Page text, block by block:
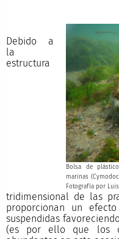
Bolsa de
marinas
Fotografía por Luis
Debido a
la
estructura
tridimensional de las
proporcionan un
suspendidas
(es por ello que los